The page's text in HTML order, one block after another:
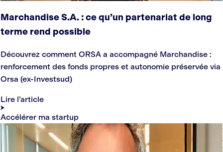
Marchandise S.A. : ce qu’un partenariat de long
terme rend possible
Découvrez comment ORSA a accompagné Marchandise :
renforcement des fonds propres et autonomie préservée via
Orsa (ex-Investsud)
Lire l’article
Accélérer ma startup